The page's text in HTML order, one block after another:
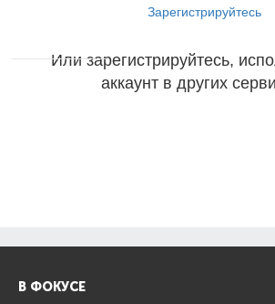
Зарегистрируйтесь
Или зарегистрируйтесь,
аккаунт в других
В ФОКУСЕ